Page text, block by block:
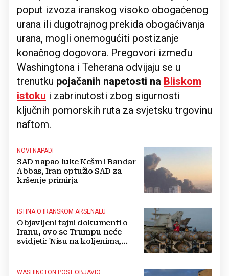
poput izvoza iranskog visoko obogaćenog
urana ili dugotrajnog prekida obogaćivanja
urana, mogli onemogućiti postizanje
konačnog dogovora. Pregovori između
Washingtona i Teherana odvijaju se u
trenutku pojačanih napetosti na Bliskom
istoku i zabrinutosti zbog sigurnosti
ključnih pomorskih ruta za svjetsku trgovinu
naftom.
NOVI NAPADI
SAD napao luke Kešm i Bandar
Abbas, Iran optužio SAD za
kršenje primirja
ISTINA O IRANSKOM ARSENALU
Objavljeni tajni dokumenti o
Iranu, ovo se Trumpu neće
svidjeti: 'Nisu na koljenima,
WASHINGTON POST OBJAVIO